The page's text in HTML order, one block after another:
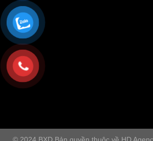
© 2024 BXD Bản quyền thuộc về HD